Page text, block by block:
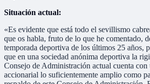
Situación actual:
«Es evidente que está todo el sevillismo
que os habla, fruto de lo que he comentado,
temporada deportiva de los últimos 25 años,
que en una sociedad anónima deportiva la
Consejo de Administración actual cuenta con
accionarial lo suficientemente amplio como